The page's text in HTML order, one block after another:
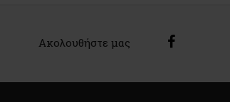
Ακολουθήστε μας